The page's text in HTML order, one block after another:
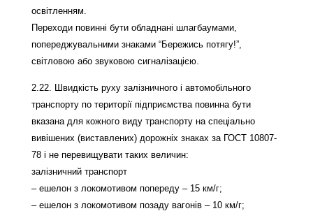
освітленням.
Переходи повинні бути обладнані шлагбаумами,
попереджувальними знаками “Бережись потягу!”,
світловою або звуковою сигналізацією.
2.22. Швидкість руху залізничного і автомобільного
транспорту по території підприємства повинна бути
вказана для кожного виду транспорту на спеціально
вивішених (виставлених) дорожніх знаках за ГОСТ 10807-
78 і не перевищувати таких величин:
залізничний транспорт
– ешелон з локомотивом попереду – 15 км/г;
– ешелон з локомотивом позаду вагонів – 10 км/г;